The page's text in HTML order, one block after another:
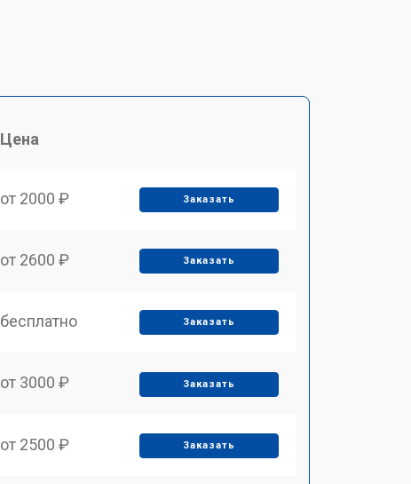
Цена
от 2000 ₽ Заказать
от 2600 ₽ Заказать
бесплатно Заказать
от 3000 ₽ Заказать
от 2500 ₽ Заказать